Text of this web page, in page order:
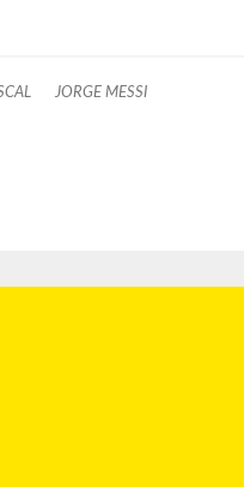
JORGE MESSI